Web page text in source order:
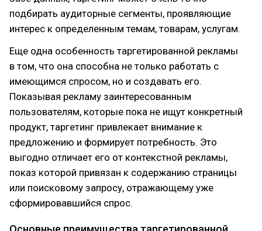
подбирать аудиторные сегменты, проявляющие
интерес к определенным темам, товарам, услугам.
Еще одна особенность таргетированной рекламы
в том, что она способна не только работать с
имеющимся спросом, но и создавать его.
Показывая рекламу заинтересованным
пользователям, которые пока не ищут конкретный
продукт, таргетинг привлекает внимание к
предложению и формирует потребность. Это
выгодно отличает его от контекстной рекламы,
показ которой привязан к содержанию страницы
или поисковому запросу, отражающему уже
сформировавшийся спрос.